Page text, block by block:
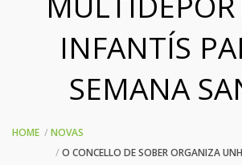
INFANTÍS
SEMANA
HOME
NOVAS
O CONCELLO DE SOBER ORGANIZA